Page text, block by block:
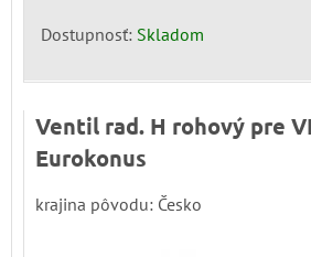
Dostupnosť: Skladom
Ventil rad. H rohový pre
Eurokonus
krajina pôvodu: Česko